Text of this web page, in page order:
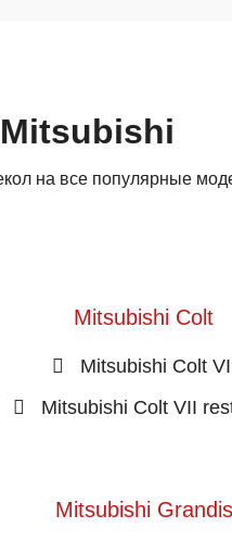
на все популярные
Mitsubishi Colt
Mitsubishi Colt
Mitsubishi Colt VII
Mitsubishi Grandis